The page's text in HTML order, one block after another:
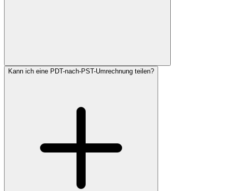
Kann ich eine PDT-nach-PST-Umrechnung teilen?